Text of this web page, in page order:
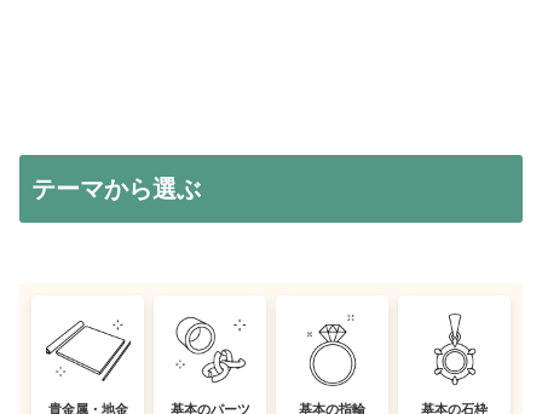
テーマから選ぶ
貴金属・地金 基本のパーツ 基本の指輪 基本の石枠